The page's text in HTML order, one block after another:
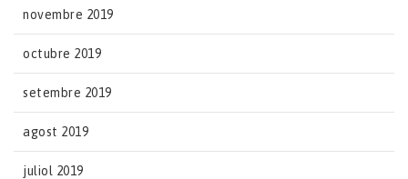
novembre 2019
octubre 2019
setembre 2019
agost 2019
juliol 2019